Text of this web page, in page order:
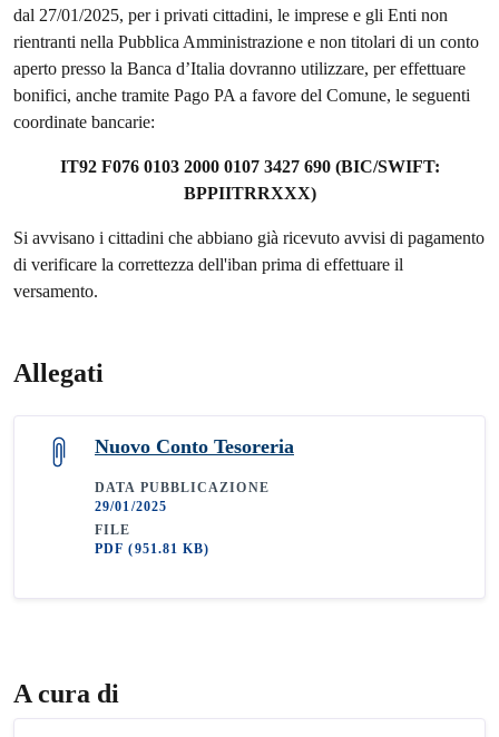
dal 27/01/2025, per i privati cittadini, le imprese e gli Enti non
rientranti nella Pubblica Amministrazione e non titolari di un conto
aperto presso la Banca d’Italia dovranno utilizzare, per effettuare
bonifici, anche tramite Pago PA a favore del Comune, le seguenti
coordinate bancarie:
IT92 F076 0103 2000 0107 3427 690 (BIC/SWIFT:
BPPIITRRXXX)
Si avvisano i cittadini che abbiano già ricevuto avvisi di pagamento
di verificare la correttezza dell'iban prima di effettuare il
versamento.
Allegati
Nuovo Conto Tesoreria
DATA PUBBLICAZIONE
29/01/2025
FILE
PDF(951.81 KB)
A cura di